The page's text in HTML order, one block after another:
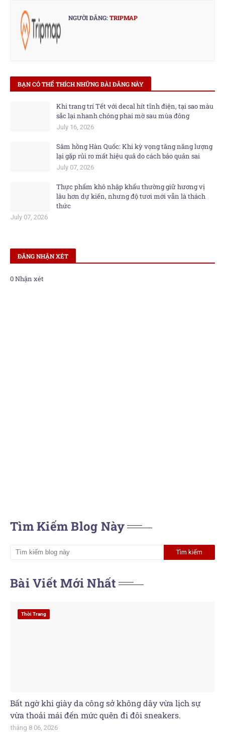
NGƯỜI ĐĂNG:TRIPMAP
BẠN CÓ THỂ THÍCH NHỮNG BÀI ĐĂNG NÀY
Khi trang trí Tết với decal hít tĩnh điện, tại sao màu
sắc lại nhanh chóng phai mờ sau mùa đông
July 16, 2026
Sâm hồng Hàn Quốc: Khi kỳ vọng tăng năng lượng
lại gặp rủi ro mất hiệu quả do cách bảo quản sai
July 07, 2026
Thực phẩm khô nhập khẩu thường giữ hương vị
lâu hơn dự kiến, nhưng độ tươi mới vẫn là thách
thức
July 07, 2026
ĐĂNG NHẬN XÉT
0 Nhận xét
Tìm Kiếm Blog Này
Bài Viết Mới Nhất
Thời Trang
Bất ngờ khi giày da công sở không dây vừa lịch sự
vừa thoải mái đến mức quên đi đôi sneakers.
tháng 8 06, 2026